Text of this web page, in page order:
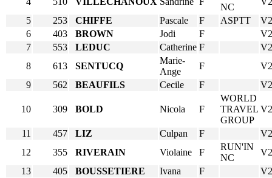
NC
5
253 CHIFFE Pascale F ASPTT
6
403 BROWN Jodi F
7
553 LEDUC Catherine F
8
613 SENTUCQ
Marie-
Ange
F
9
562 BEAUFILS Cecile F
10 309 BOLD Nicola F
WORLD
TRAVEL
GROUP
11 457 LIZ Culpan F
12
355 RIVERAIN Violaine F
RUN'IN
NC
13
405 BOUSSETIERE Ivana F